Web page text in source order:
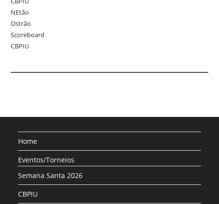
NEtão
Ostrão
Scoreboard
CBPIU
Home
Eventos/Torneios
Semana Santa 2026
CBPIU